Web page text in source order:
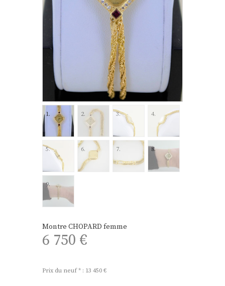
Montre CHOPARD femme
6 750 €
Prix du neuf * : 13 450 €